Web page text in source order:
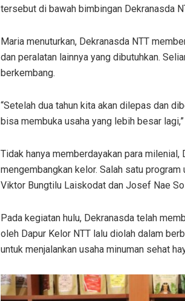
tersebut di bawah bimbingan Dekranasda
Maria menuturkan, Dekranasda NTT
dan peralatan lainnya yang dibutuhkan.
berkembang.
“Setelah dua tahun kita akan dilepas dan
bisa membuka usaha yang lebih besar lagi,”
Tidak hanya memberdayakan para
mengembangkan kelor. Salah satu
Viktor Bungtilu Laiskodat dan Josef Nae
Pada kegiatan hulu, Dekranasda telah
oleh Dapur Kelor NTT lalu diolah dalam
untuk menjalankan usaha minuman sehat